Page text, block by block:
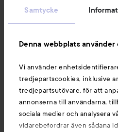
Samtycke
Denna webbplats använder
Vi använder
tredjepartscookies, inklusive
tredjepartsutövare, för att
annonserna till användarna,
sociala medier och analysera
vidarebefordrar även sådana
Du kanske också gillar